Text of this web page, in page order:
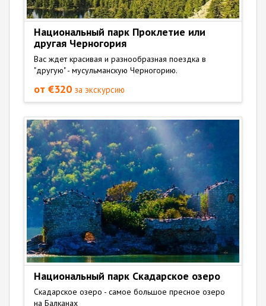
Национальный парк Проклетие или
другая Черногория
Вас ждет красивая и разнообразная поездка в
"другую" - мусульманскую Черногорию.
от €320 за экскурсию
Национальный парк Скадарское озеро
Скадарское озеро - самое большое пресное озеро
на Балканах